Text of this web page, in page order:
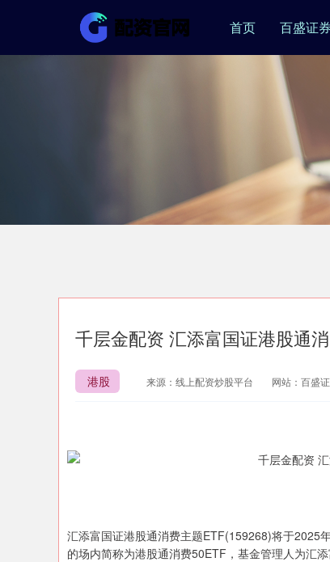
首页 百盛证
千层金配资 汇添富国证港股通
港股 来源：线上配资炒股平台 网站：百盛
汇添富国证港股通消费主题ETF(159268)将于2025
的场内简称为港股通消费50ETF，基金管理人为汇